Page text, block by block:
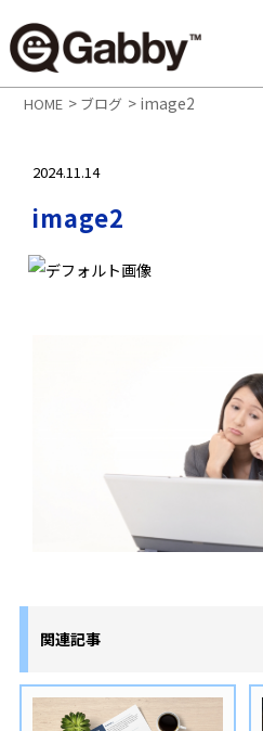
HOME > ブログ > image2
2024.11.14
image2
関連記事